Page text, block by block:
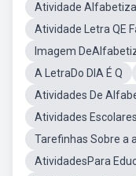
Atividade
Atividade Letra QE
Imagem
A LetraDo DIA É Q
Atividades De
Atividades
Tarefinhas Sobre a
AtividadesPara